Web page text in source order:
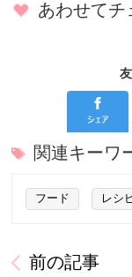
あわせてチ
関連キーワ
フード レシ
前の記事